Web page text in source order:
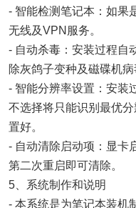
- 智能检测笔记本：如果
无线及VPN服务。
- 自动杀毒：安装过程自
除灰鸽子变种及磁碟机病
- 智能分辨率设置：安装
不选择将只能识别最优
置好。
- 自动清除启动项：显卡
第二次重启即可清除。
5、系统制作和说明
- 本系统是为笔记本装机